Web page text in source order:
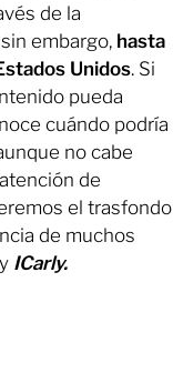
de la
sin embargo, hasta
Unidos. Si
pueda
cuándo podría
no cabe
de
el trasfondo
de muchos
ICarly.